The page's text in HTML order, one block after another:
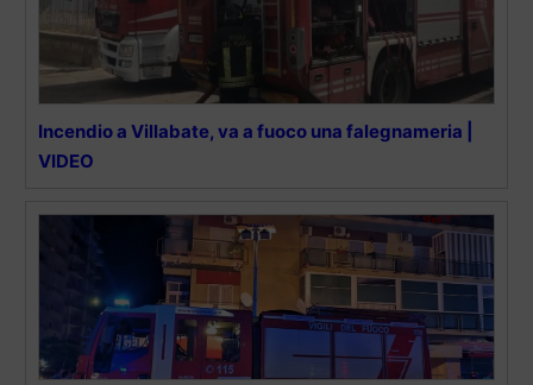
Incendio a Villabate, va a fuoco una falegnameria |
VIDEO